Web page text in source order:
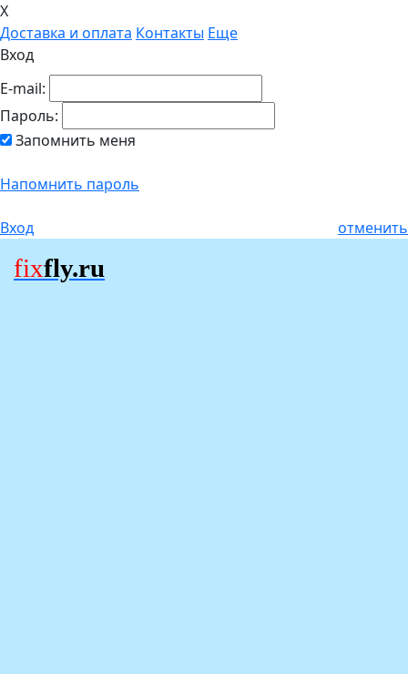
X
Доставка и оплата Контакты Еще
Вход
E-mail:
Пароль:
Запомнить меня
Напомнить пароль
Вход отменить
fixfly.ru